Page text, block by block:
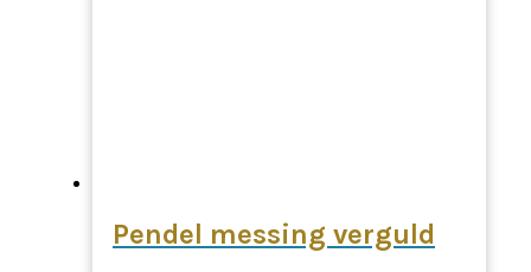
Pendel messing verguld